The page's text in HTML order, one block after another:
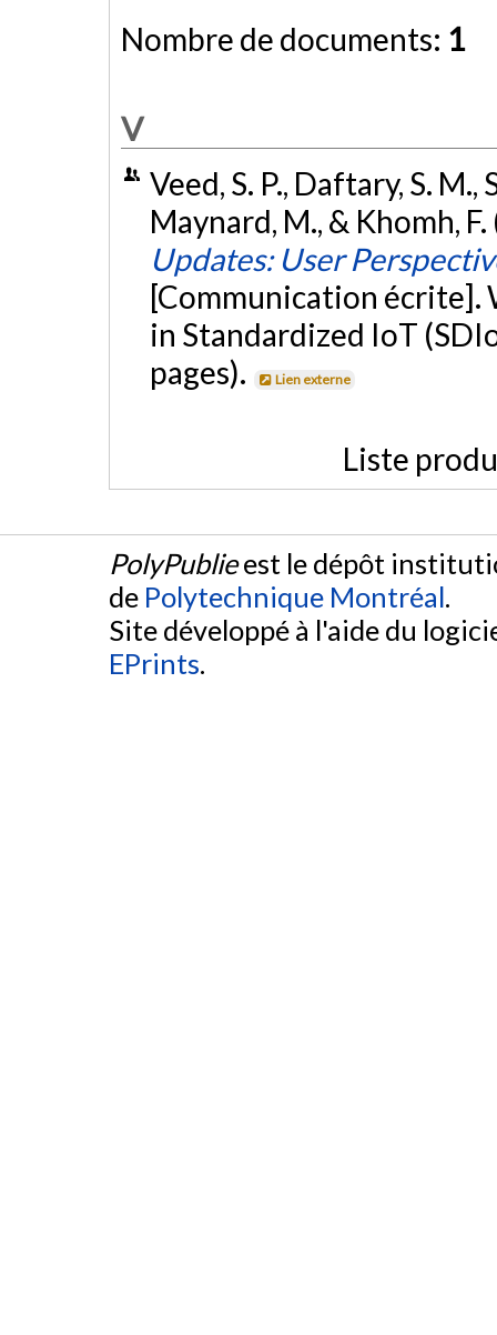
Nombre de documents: 1
V
Veed, S. P., Daftary, S. M.,
Maynard, M., & Khomh,
Updates: User
[Communication écrite].
in Standardized IoT
pages).
Lien externe
Liste
PolyPublieest le dépôt
de Polytechnique Montréal.
Site développé à l'aide du
EPrints.